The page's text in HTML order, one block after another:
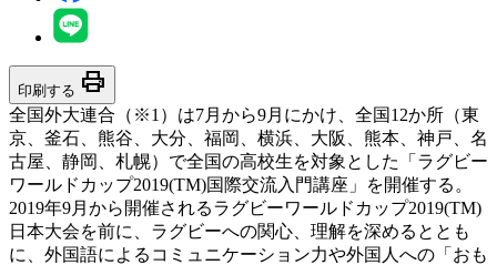
印刷する print
全国外大連合（※1）は7月から9月にかけ、全国12か所（東
京、釜石、熊谷、大分、福岡、横浜、大阪、熊本、神戸、名
古屋、静岡、札幌）で全国の高校生を対象とした「ラグビー
ワールドカップ2019(TM)国際交流入門講座」を開催する。
2019年9月から開催されるラグビーワールドカップ2019(TM)
日本大会を前に、ラグビーへの関心、理解を深めるととも
に、外国語によるコミュニケーション力や外国人への「おも